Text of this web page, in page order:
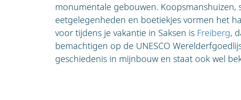
monumentale gebouwen. Koopsmanshuizen,
eetgelegenheden en boetiekjes vormen het
voor tijdens je vakantie in Saksen is Freiberg,
bemachtigen op de UNESCO
geschiedenis in mijnbouw en staat ook wel